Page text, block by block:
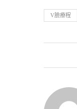
V臉療程